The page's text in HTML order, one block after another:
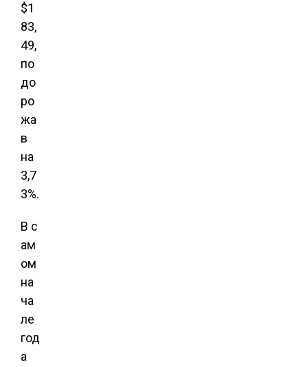
$1
83,
49,
по
до
ро
жа
в
на
3,7
3%.
В с
ам
ом
на
ча
ле
год
а